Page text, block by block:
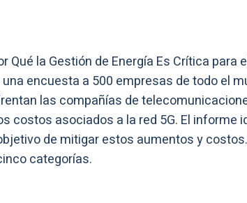
Qué la Gestión de Energía Es Crítica para
encuesta a 500 empresas de todo el
las compañías de
costos asociados a la red 5G. El
de mitigar estos aumentos y
categorías.